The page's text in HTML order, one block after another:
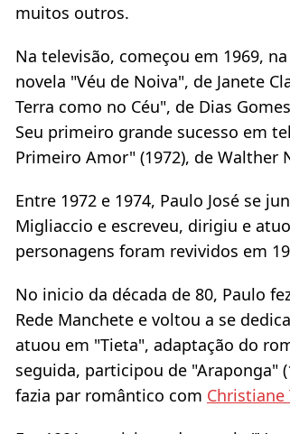
muitos outros.
Na televisão, começou em 1969,
novela "Véu de Noiva", de Janete
Terra como no Céu", de Dias
Seu primeiro grande sucesso em
Primeiro Amor" (1972), de Walther
Entre 1972 e 1974, Paulo José se
Migliaccio e escreveu, dirigiu e
personagens foram revividos em
No inicio da década de 80, Paulo
Rede Manchete e voltou a se
atuou em "Tieta", adaptação do
seguida, participou de "Araponga"
fazia par romântico com Christiane